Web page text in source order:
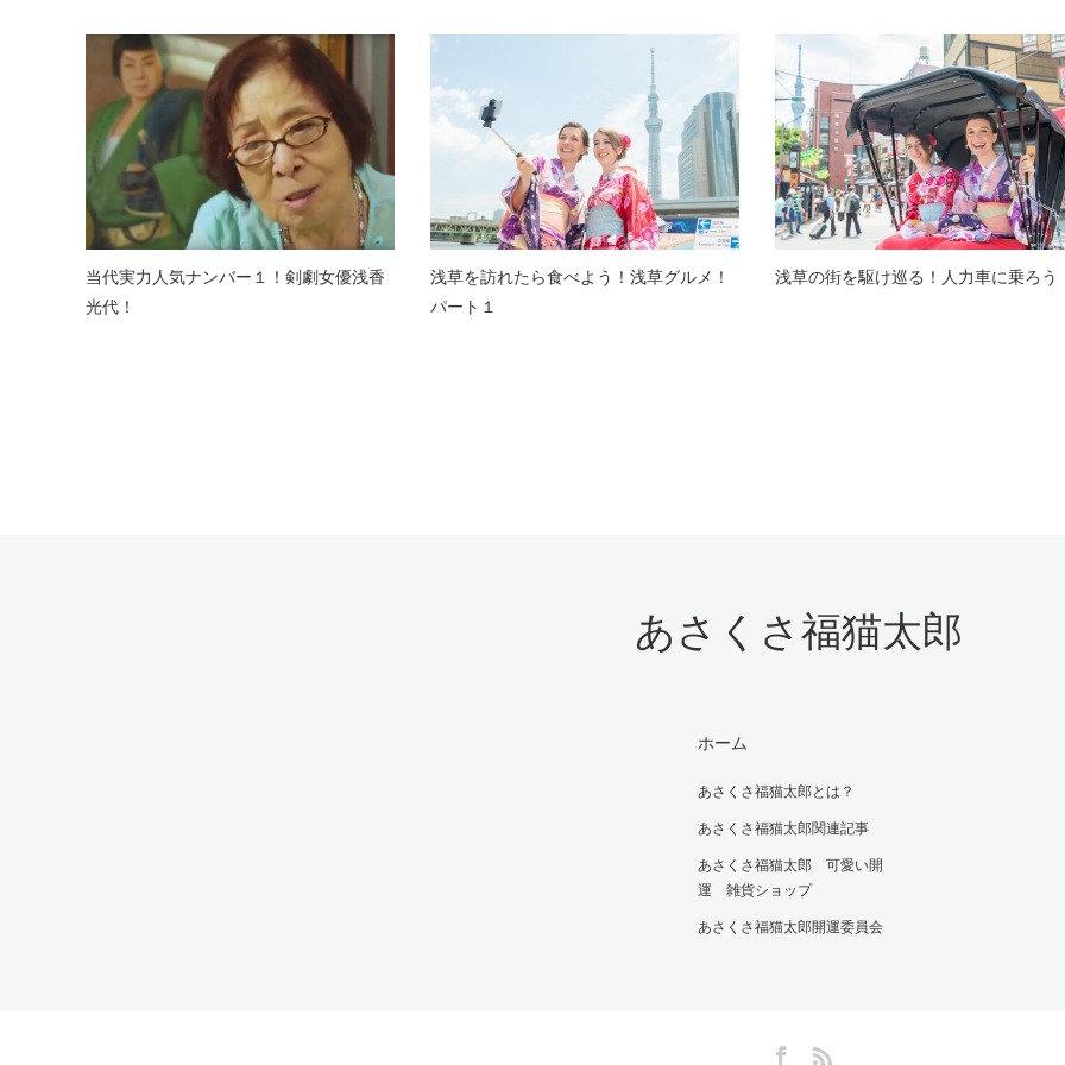
当代実力人気ナンバー１！剣劇女優浅香
光代！
浅草を訪れたら食べよう！浅草グルメ！
パート１
浅草の街を駆け巡る！人力車に乗ろう
あさくさ福猫太郎
ホーム
あさくさ福猫太郎とは？
あさくさ福猫太郎関連記事
あさくさ福猫太郎 可愛い開
運 雑貨ショップ
あさくさ福猫太郎開運委員会